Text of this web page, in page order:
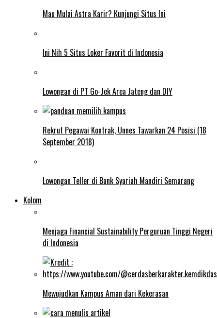
Mau Mulai Astra Karir? Kunjungi Situs Ini
Ini Nih 5 Situs Loker Favorit di Indonesia
Lowongan di PT Go-Jek Area Jateng dan DIY
Rekrut Pegawai Kontrak, Unnes Tawarkan 24 Posisi (18
September 2018)
Lowongan Teller di Bank Syariah Mandiri Semarang
Kolom
Menjaga Financial Sustainability Perguruan Tinggi Negeri
di Indonesia
Mewujudkan Kampus Aman dari Kekerasan